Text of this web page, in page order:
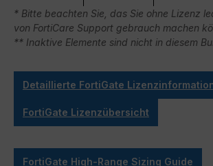
* Bitte beachten Sie, das Sie ohne Lizenz
von FortiCare Support gebrauch machen
** Inaktive Elemente sind nicht in diesem
Detaillierte FortiGate
FortiGate Lizenzübersicht
FortiGate High-Range Sizing Guide